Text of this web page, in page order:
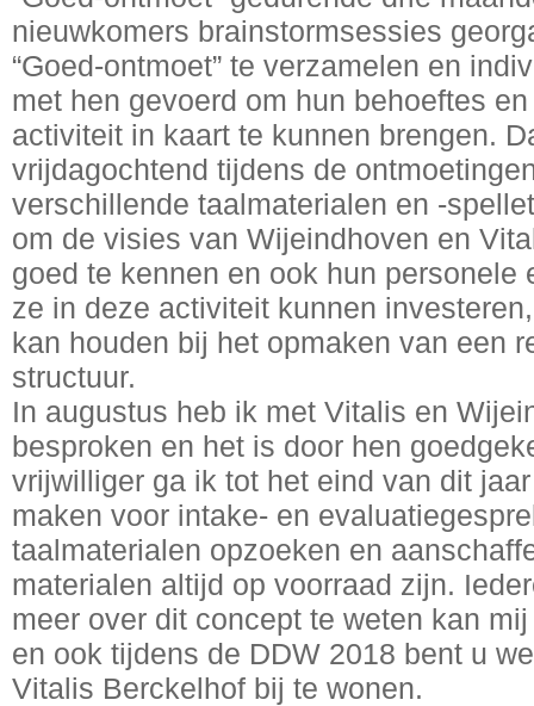
nieuwkomers brainstormsessies
“Goed-ontmoet” te verzamelen en
met hen gevoerd om hun behoeftes
activiteit in kaart te kunnen brengen.
vrijdagochtend tijdens de
verschillende taalmaterialen en -
om de visies van Wijeindhoven en
goed te kennen en ook hun personele
ze in deze activiteit kunnen
kan houden bij het opmaken van een
structuur.
In augustus heb ik met Vitalis en
besproken en het is door hen
vrijwilliger ga ik tot het eind van dit
maken voor intake- en
taalmaterialen opzoeken en
materialen altijd op voorraad zijn.
meer over dit concept te weten kan
en ook tijdens de DDW 2018 bent u
Vitalis Berckelhof bij te wonen.